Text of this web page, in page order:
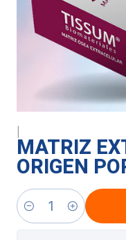
MATRIZ
ORIGEN
Cantidad